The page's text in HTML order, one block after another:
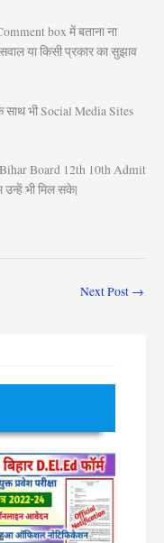
box में बताना ना
या किसी प्रकार का सुझाव
साथ भी Social Media Sites
Bihar Board 12th 10th Admit
भी मिल सके|
Next Post →